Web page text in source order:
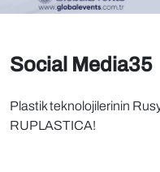
Social Media35
Plastik teknolojilerinin
RUPLASTICA!